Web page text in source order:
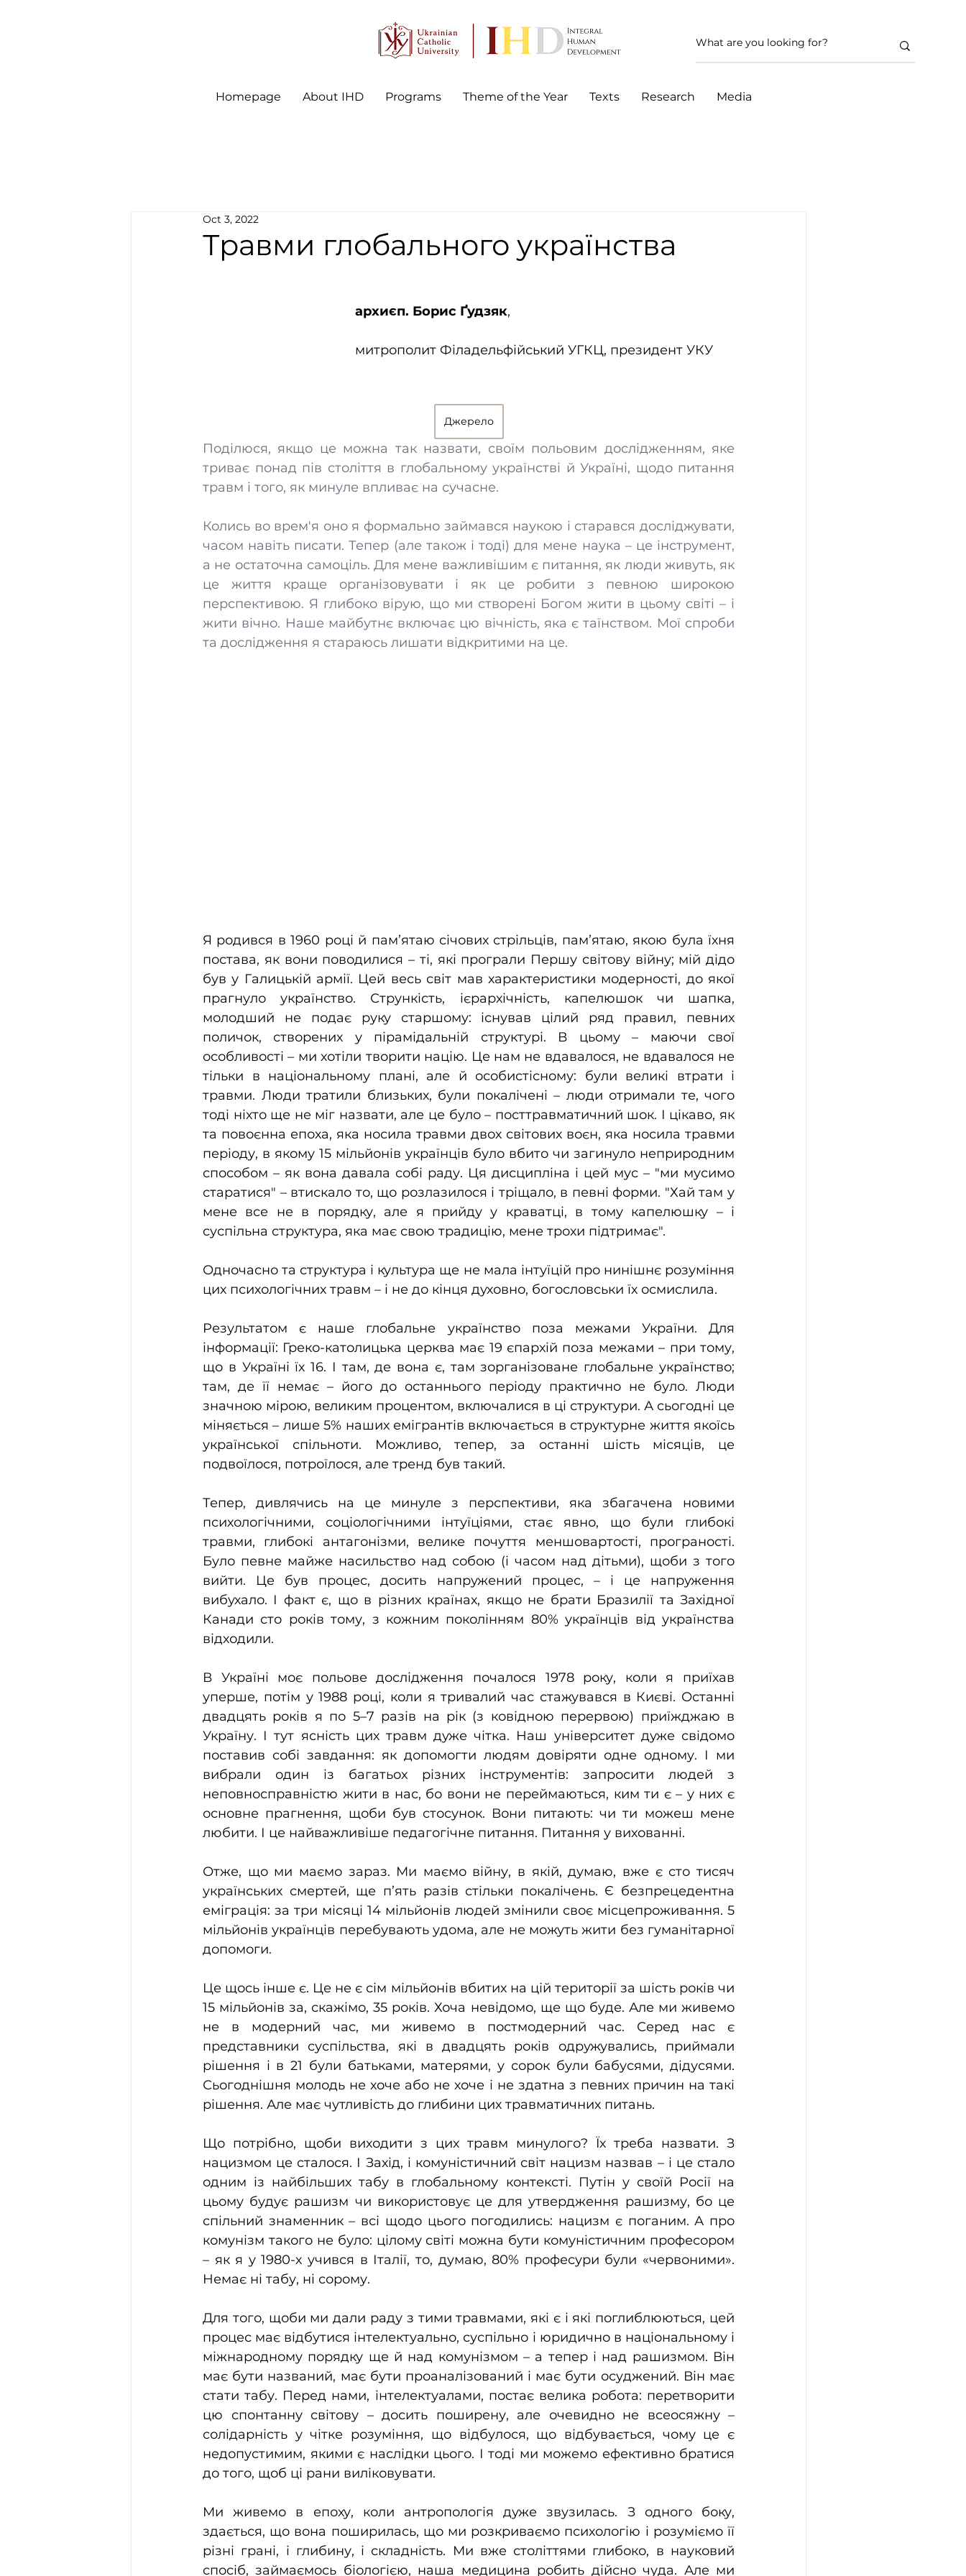
Homepage About IHD Programs Theme of the Year Texts Research Media
Травми глобального українства
Oct 3, 2022
архиєп. Борис Ґудзяк,
митрополит Філадельфійський УГКЦ, президент УКУ
Джерело
Поділюся, якщо це можна так назвати, своїм польовим дослідженням, яке
триває понад пів століття в глобальному українстві й Україні, щодо питання
травм і того, як минуле впливає на сучасне.
Колись во врем'я оно я формально займався наукою і старався досліджувати,
часом навіть писати. Тепер (але також і тоді) для мене наука – це інструмент,
а не остаточна самоціль. Для мене важливішим є питання, як люди живуть, як
це життя краще організовувати і як це робити з певною широкою
перспективою. Я глибоко вірую, що ми створені Богом жити в цьому світі – і
жити вічно. Наше майбутнє включає цю вічність, яка є таїнством. Мої спроби
та дослідження я стараюсь лишати відкритими на це.
Я родився в 1960 році й пам’ятаю січових стрільців, пам’ятаю, якою була їхня
постава, як вони поводилися – ті, які програли Першу світову війну; мій дідо
був у Галицькій армії. Цей весь світ мав характеристики модерності, до якої
прагнуло українство. Стрункість, ієрархічність, капелюшок чи шапка,
молодший не подає руку старшому: існував цілий ряд правил, певних
поличок, створених у пірамідальній структурі. В цьому – маючи свої
особливості – ми хотіли творити націю. Це нам не вдавалося, не вдавалося не
тільки в національному плані, але й особистісному: були великі втрати і
травми. Люди тратили близьких, були покалічені – люди отримали те, чого
тоді ніхто ще не міг назвати, але це було – посттравматичний шок. І цікаво, як
та повоєнна епоха, яка носила травми двох світових воєн, яка носила травми
періоду, в якому 15 мільйонів українців було вбито чи загинуло неприродним
способом – як вона давала собі раду. Ця дисципліна і цей мус – "ми мусимо
старатися" – втискало то, що розлазилося і тріщало, в певні форми. "Хай там у
мене все не в порядку, але я прийду у краватці, в тому капелюшку – і
суспільна структура, яка має свою традицію, мене трохи підтримає".
Одночасно та структура і культура ще не мала інтуїцій про нинішнє розуміння
цих психологічних травм – і не до кінця духовно, богословськи їх осмислила.
Результатом є наше глобальне українство поза межами України. Для
інформації: Греко-католицька церква має 19 єпархій поза межами – при тому,
що в Україні їх 16. І там, де вона є, там зорганізоване глобальне українство;
там, де її немає – його до останнього періоду практично не було. Люди
значною мірою, великим процентом, включалися в ці структури. А сьогодні це
міняється – лише 5% наших емігрантів включається в структурне життя якоїсь
української спільноти. Можливо, тепер, за останні шість місяців, це
подвоїлося, потроїлося, але тренд був такий.
Тепер, дивлячись на це минуле з перспективи, яка збагачена новими
психологічними, соціологічними інтуїціями, стає явно, що були глибокі
травми, глибокі антагонізми, велике почуття меншовартості, програності.
Було певне майже насильство над собою (і часом над дітьми), щоби з того
вийти. Це був процес, досить напружений процес, – і це напруження
вибухало. І факт є, що в різних країнах, якщо не брати Бразилії та Західної
Канади сто років тому, з кожним поколінням 80% українців від українства
відходили.
В Україні моє польове дослідження почалося 1978 року, коли я приїхав
уперше, потім у 1988 році, коли я тривалий час стажувався в Києві. Останні
двадцять років я по 5–7 разів на рік (з ковідною перервою) приїжджаю в
Україну. І тут ясність цих травм дуже чітка. Наш університет дуже свідомо
поставив собі завдання: як допомогти людям довіряти одне одному. І ми
вибрали один із багатьох різних інструментів: запросити людей з
неповносправністю жити в нас, бо вони не переймаються, ким ти є – у них є
основне прагнення, щоби був стосунок. Вони питають: чи ти можеш мене
любити. І це найважливіше педагогічне питання. Питання у вихованні.
Отже, що ми маємо зараз. Ми маємо війну, в якій, думаю, вже є сто тисяч
українських смертей, ще п’ять разів стільки покалічень. Є безпрецедентна
еміграція: за три місяці 14 мільйонів людей змінили своє місцепроживання. 5
мільйонів українців перебувають удома, але не можуть жити без гуманітарної
допомоги.
Це щось інше є. Це не є сім мільйонів вбитих на цій території за шість років чи
15 мільйонів за, скажімо, 35 років. Хоча невідомо, ще що буде. Але ми живемо
не в модерний час, ми живемо в постмодерний час. Серед нас є
представники суспільства, які в двадцять років одружувались, приймали
рішення і в 21 були батьками, матерями, у сорок були бабусями, дідусями.
Сьогоднішня молодь не хоче або не хоче і не здатна з певних причин на такі
рішення. Але має чутливість до глибини цих травматичних питань.
Що потрібно, щоби виходити з цих травм минулого? Їх треба назвати. З
нацизмом це сталося. І Захід, і комуністичний світ нацизм назвав – і це стало
одним із найбільших табу в глобальному контексті. Путін у своїй Росії на
цьому будує рашизм чи використовує це для утвердження рашизму, бо це
спільний знаменник – всі щодо цього погодились: нацизм є поганим. А про
комунізм такого не було: цілому світі можна бути комуністичним професором
– як я у 1980-х учився в Італії, то, думаю, 80% професури були «червоними».
Немає ні табу, ні сорому.
Для того, щоби ми дали раду з тими травмами, які є і які поглиблюються, цей
процес має відбутися інтелектуально, суспільно і юридично в національному і
міжнародному порядку ще й над комунізмом – а тепер і над рашизмом. Він
має бути названий, має бути проаналізований і має бути осуджений. Він має
стати табу. Перед нами, інтелектуалами, постає велика робота: перетворити
цю спонтанну світову – досить поширену, але очевидно не всеосяжну –
солідарність у чітке розуміння, що відбулося, що відбувається, чому це є
недопустимим, якими є наслідки цього. І тоді ми можемо ефективно братися
до того, щоб ці рани виліковувати.
Ми живемо в епоху, коли антропологія дуже звузилась. З одного боку,
здається, що вона поширилась, що ми розкриваємо психологію і розуміємо її
різні грані, і глибину, і складність. Ми вже століттями глибоко, в науковий
спосіб, займаємось біологією, наша медицина робить дійсно чуда. Але ми